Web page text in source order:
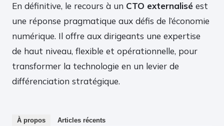
En définitive, le recours à un CTO externalisé est
une réponse pragmatique aux défis de l’économie
numérique. Il offre aux dirigeants une expertise
de haut niveau, flexible et opérationnelle, pour
transformer la technologie en un levier de
différenciation stratégique.
À propos Articles récents